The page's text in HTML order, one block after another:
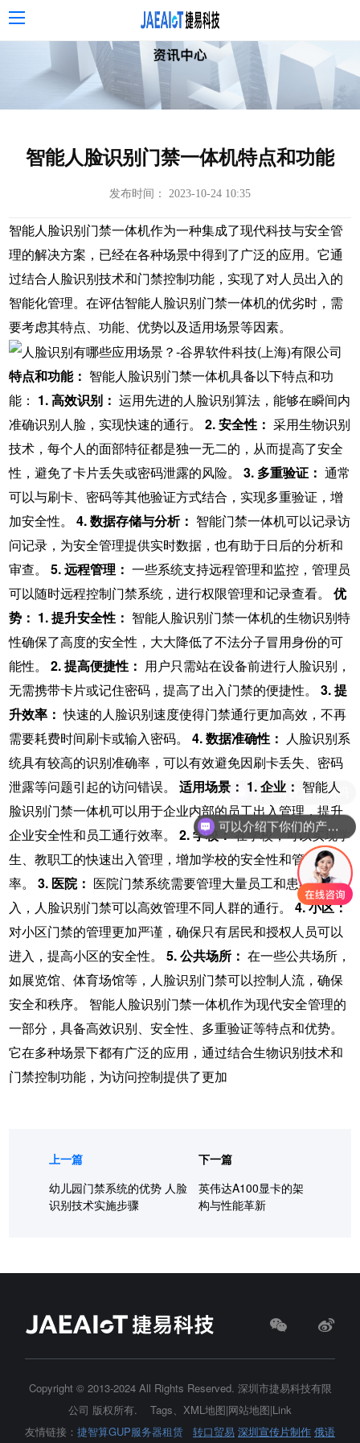
智能人脸识别门禁一体机特点和功能
发布时间： 2023-10-24 10:35
智能人脸识别门禁一体机作为一种集成了现代科技与安全管
理的解决方案，已经在各种场景中得到了广泛的应用。它通
过结合人脸识别技术和门禁控制功能，实现了对人员出入的
智能化管理。在评估智能人脸识别门禁一体机的优劣时，需
要考虑其特点、功能、优势以及适用场景等因素。
特点和功能： 智能人脸识别门禁一体机具备以下特点和功
能： 1. 高效识别： 运用先进的人脸识别算法，能够在瞬间内
准确识别人脸，实现快速的通行。 2. 安全性： 采用生物识别
技术，每个人的面部特征都是独一无二的，从而提高了安全
性，避免了卡片丢失或密码泄露的风险。 3. 多重验证： 通常
可以与刷卡、密码等其他验证方式结合，实现多重验证，增
加安全性。 4. 数据存储与分析： 智能门禁一体机可以记录访
问记录，为安全管理提供实时数据，也有助于日后的分析和
审查。 5. 远程管理： 一些系统支持远程管理和监控，管理员
可以随时远程控制门禁系统，进行权限管理和记录查看。 优
势： 1. 提升安全性： 智能人脸识别门禁一体机的生物识别特
性确保了高度的安全性，大大降低了不法分子冒用身份的可
能性。 2. 提高便捷性： 用户只需站在设备前进行人脸识别，
无需携带卡片或记住密码，提高了出入门禁的便捷性。 3. 提
升效率： 快速的人脸识别速度使得门禁通行更加高效，不再
需要耗费时间刷卡或输入密码。 4. 数据准确性： 人脸识别系
统具有较高的识别准确率，可以有效避免因刷卡丢失、密码
泄露等问题引起的访问错误。 适用场景： 1. 企业： 智能人
脸识别门禁一体机可以用于企业内部的员工出入管理，提升
企业安全性和员工通行效率。 2. 学校：在学校，可以实现学
生、教职工的快速出入管理，增加学校的安全性和管理效
率。 3. 医院： 医院门禁系统需要管理大量员工和患者的出
入，人脸识别门禁可以高效管理不同人群的通行。 4. 小区：
对小区门禁的管理更加严谨，确保只有居民和授权人员可以
进入，提高小区的安全性。 5. 公共场所： 在一些公共场所，
如展览馆、体育场馆等，人脸识别门禁可以控制人流，确保
安全和秩序。 智能人脸识别门禁一体机作为现代安全管理的
一部分，具备高效识别、安全性、多重验证等特点和优势。
它在多种场景下都有广泛的应用，通过结合生物识别技术和
门禁控制功能，为访问控制提供了更加
上一篇
幼儿园门禁系统的优势 人脸
识别技术实施步骤
下一篇
英伟达A100显卡的架
构与性能革新
Copyright © 2013-2024 All Rights Reserved. 深圳市捷易科技有限
公司 版权所有. Tags XML地图|网站地图|Link
友情链接： 捷智算GUP服务器租赁 转口贸易 深圳宣传片制作 俄语
可以介绍下你们的产品么
现在有优惠活动吗